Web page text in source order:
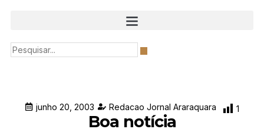
junho 20, 2003 Redacao Jornal Araraquara 1
Boa notícia